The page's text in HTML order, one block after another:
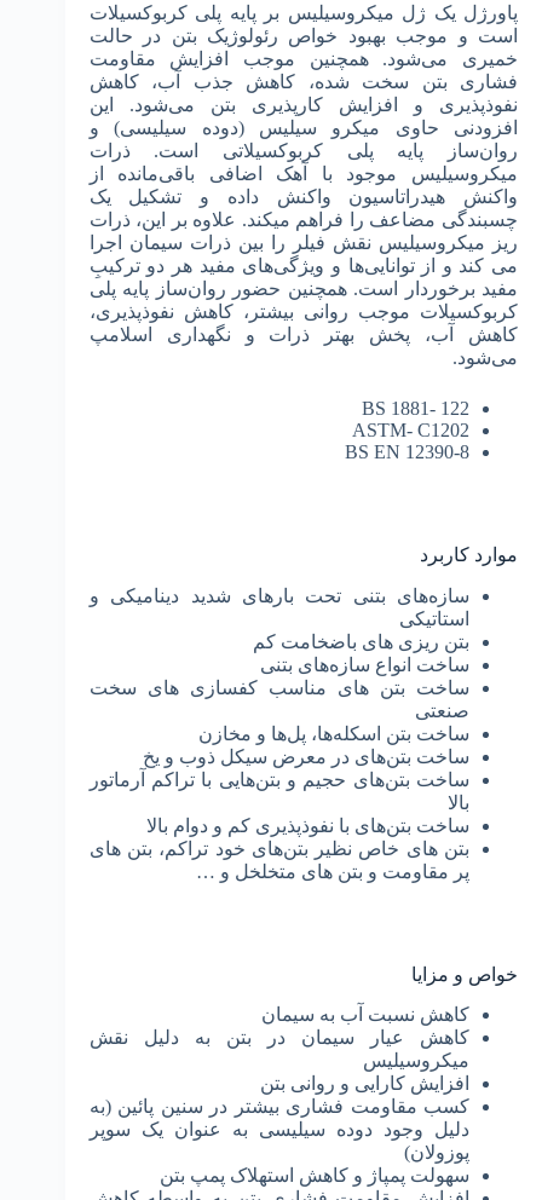
پاورژل یک ژل میکروسیلیس بر پایه پلی کربوکسیلات
است و موجب بهبود خواص رئولوژیک بتن در حالت
خمیری می‌شود. همچنین موجب افزایش مقاومت
فشاری بتن سخت شده، کاهش جذب آب، کاهش
نفوذپذیری و افزایش کارپذیری بتن می‌شود. این
افزودنی حاوی میکرو سیلیس (دوده سیلیسی) و
روان‌ساز پایه پلی کربوکسیلاتی است. ذرات
میکروسیلیس موجود با آهک اضافی باقی‌مانده از
واکنش هیدراتاسیون واکنش داده و تشکیل یک
چسبندگی مضاعف را فراهم می­کند. علاوه بر این، ذرات
ریز میکروسیلیس نقش فیلر را بین ذرات سیمان اجرا
می­ کند و از توانایی‌ها و ویژگی‌های مفید هر دو ترکیبِ
مفید برخوردار است. همچنین حضور روان‌ساز پایه پلی
کربوکسیلات موجب روانی بیشتر، کاهش نفوذپذیری،
کاهش آب، پخش بهتر ذرات و نگهداری اسلامپ
می‌شود.
BS 1881- 122
ASTM- C1202
BS EN 12390-8
موارد کاربرد
سازه‌های بتنی تحت بارهای شدید دینامیکی و
استاتیکی
بتن ­ریزی­ های باضخامت کم
ساخت انواع سازه‌های بتنی
ساخت بتن­ های مناسب کف­سازی ­­های سخت
صنعتی
ساخت بتن اسکله‌ها، پل‌ها و مخازن
ساخت بتن‌های در معرض سیکل ذوب و یخ
ساخت بتن‌های حجیم و بتن‌هایی با تراکم آرماتور
بالا
ساخت بتن‌های با نفوذپذیری کم و دوام بالا
بتن­ های خاص نظیر بتن‌های خود تراکم، بتن ­های
پر مقاومت و بتن­ های متخلخل و …
خواص و مزایا
کاهش نسبت آب به سیمان
کاهش عیار سیمان در بتن به دلیل نقش
میکروسیلیس
افزایش کارایی و روانی بتن
کسب مقاومت فشاری بیشتر در سنین پائین (به
دلیل وجود دوده سیلیسی به عنوان یک سوپر
پوزولان)
سهولت پمپاژ و کاهش استهلاک پمپ بتن